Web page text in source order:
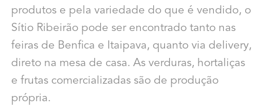
produtos e pela variedade do que é vendido, o
Sítio Ribeirão pode ser encontrado tanto nas
feiras de Benfica e Itaipava, quanto via delivery,
direto na mesa de casa. As verduras, hortaliças
e frutas comercializadas são de produção
própria.